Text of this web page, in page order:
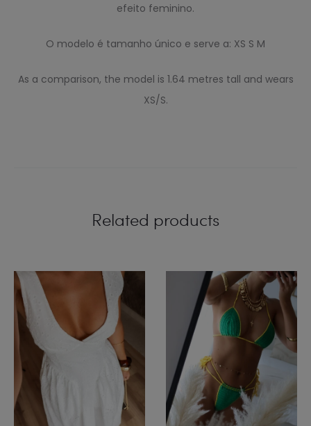
efeito feminino.
O modelo é tamanho único e serve a: XS S M
As a comparison, the model is 1.64 metres tall and wears
XS/S.
Related products